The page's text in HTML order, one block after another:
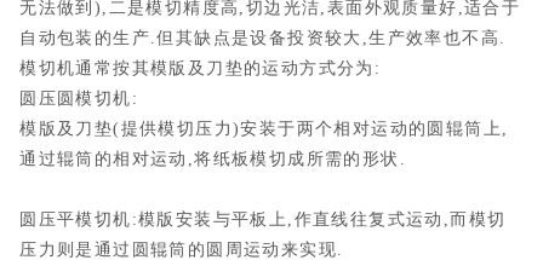
无法做到),二是模切精度高,切边光洁,表面外观质量好,适合于
自动包装的生产.但其缺点是设备投资较大,生产效率也不高.
模切机通常按其模版及刀垫的运动方式分为:
圆压圆模切机:
模版及刀垫(提供模切压力)安装于两个相对运动的圆辊筒上,
通过辊筒的相对运动,将纸板模切成所需的形状.
圆压平模切机:模版安装与平板上,作直线往复式运动,而模切
压力则是通过圆辊筒的圆周运动来实现.